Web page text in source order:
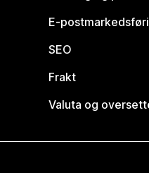
E-
SEO
Frakt
Valuta og